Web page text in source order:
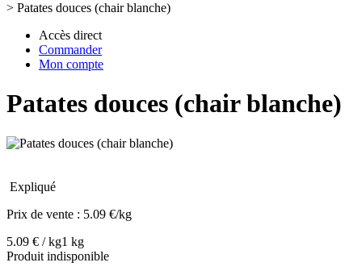
> Patates douces (chair blanche)
Accès direct
Commander
Mon compte
Patates douces (chair blanche)
Expliqué
Prix de vente : 5.09 €/kg
5.09 € / kg1 kg
Produit indisponible